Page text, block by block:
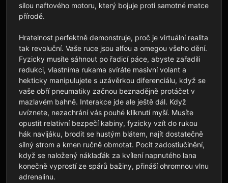
silou naftového motoru, který bojuje proti samotné matce
přírodě.
Hratelnost perfektně demonstruje, proč je virtuální realita
tak revoluční. Vaše ruce jsou alfou a omegou všeho dění.
Fyzicky musíte sáhnout po řadicí páce, abyste zařadili
redukci, vlastníma rukama svíráte masivní volant a
hekticky manipulujete s uzávěrkou diferenciálu, když se
vaše obří pneumatiky začnou beznadějně protáčet v
mazlavém bahně. Interakce jde ale ještě dál. Když
uvíznete, nezachrání vás pouhé kliknutí myší. Musíte
opustit relativní bezpečí kabiny, fyzicky vzít do rukou
hák navijáku, brodit se hustým blátem, najít dostatečně
silný strom a kmen ručně obmotat. Pocit zadostiučinění,
když se naložený náklaďák za kvílení napnutého lana
konečně vyprostí ze spárů bažiny, přináší ohromnou vlnu
adrenalinu.